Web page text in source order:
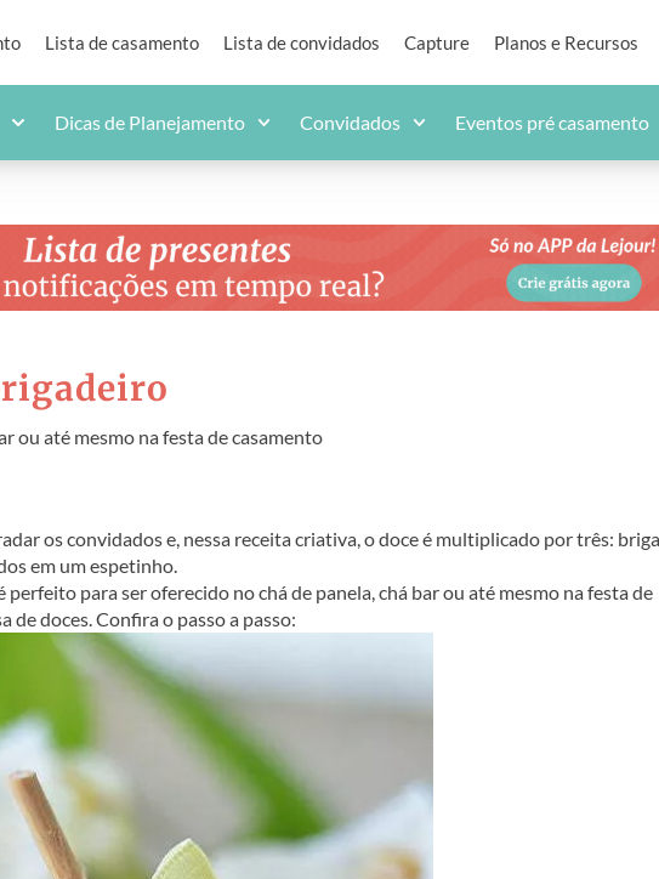
Lista de casamento Lista de convidados Capture Planos e Recursos
Dicas de Planejamento Convidados Eventos pré casamento
ou até mesmo na festa de casamento
os convidados e, nessa receita criativa, o doce é multiplicado por três:
em um espetinho.
para ser oferecido no chá de panela, chá bar ou até mesmo na festa de
de doces. Confira o passo a passo: